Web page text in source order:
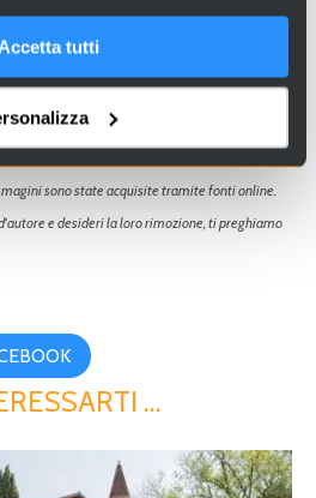
tutti
sono state acquisite tramite fonti online.
e desideri la loro rimozione, ti preghiamo
…